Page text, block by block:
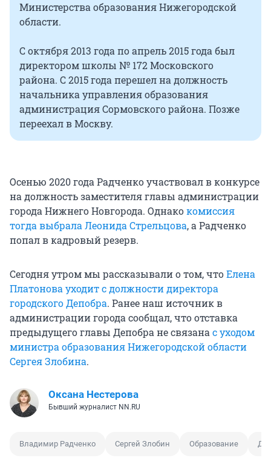
Министерства образования Нижегородской
области.
С октября 2013 года по апрель 2015 года был
директором школы № 172 Московского
района. С 2015 года перешел на должность
начальника управления образования
администрация Сормовского района. Позже
переехал в Москву.
Осенью 2020 года Радченко участвовал в конкурсе
на должность заместителя главы администрации
города Нижнего Новгорода. Однакокомиссия
тогда выбрала Леонида Стрельцова, а Радченко
попал в кадровый резерв.
Сегодня утром мы рассказывали о том, чтоЕлена
Платонова уходит с должности директора
городского Депобра. Ранее наш источник в
администрации города сообщал, что отставка
предыдущего главы Депобра не связанас уходом
министра образования Нижегородской области
Сергея Злобина.
Оксана Нестерова
Бывший журналист NN.RU
Владимир Радченко Сергей Злобин Образование